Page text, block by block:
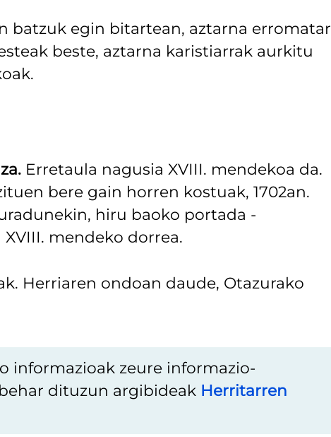
batzuk egin bitartean, aztarna erromatar
beste, aztarna karistiarrak aurkitu
Erretaula nagusia XVIII. mendekoa da.
bere gain horren kostuak, 1702an.
hiru baoko portada -
mendeko dorrea.
Herriaren ondoan daude, Otazurako
informazioak zeure informazio-
dituzun argibideak Herritarren